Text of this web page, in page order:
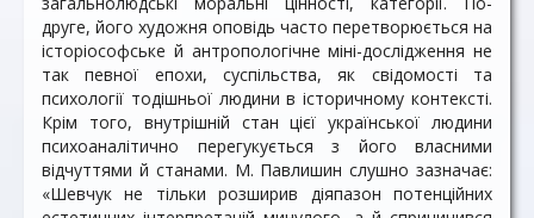
друге, його художня оповідь часто перетворюється на
історіософське й антропологічне міні-дослідження не
так певної епохи, суспільства, як свідомості та
психології тодішньої людини в історичному контексті.
Крім того, внутрішній стан цієї української людини
психоаналітично перегукується з його власними
відчуттями й станами. М. Павлишин слушно зазначає:
«Шевчук не тільки розширив діяпазон потенційних